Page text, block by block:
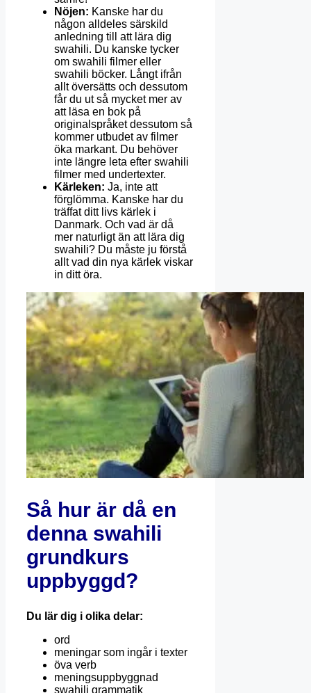
Nöjen: Kanske har du
någon alldeles särskild
anledning till att lära dig
swahili. Du kanske tycker
om swahili filmer eller
swahili böcker. Långt ifrån
allt översätts och dessutom
får du ut så mycket mer av
att läsa en bok på
originalspråket dessutom så
kommer utbudet av filmer
öka markant. Du behöver
inte längre leta efter swahili
filmer med undertexter.
Kärleken: Ja, inte att
förglömma. Kanske har du
träffat ditt livs kärlek i
Danmark. Och vad är då
mer naturligt än att lära dig
swahili? Du måste ju förstå
allt vad din nya kärlek viskar
in ditt öra.
Så hur är då en
denna swahili
grundkurs
uppbyggd?
Du lär dig i olika delar:
ord
meningar som ingår i texter
öva verb
meningsuppbyggnad
swahili grammatik